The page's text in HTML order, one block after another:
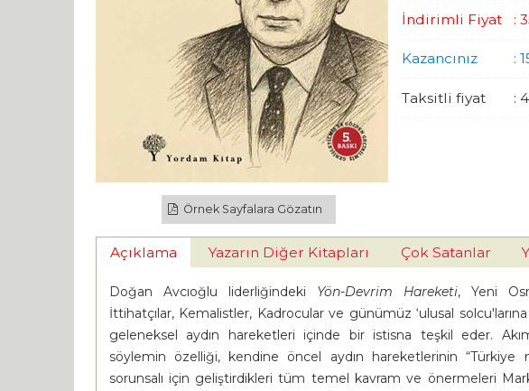
Örnek Sayfalara Gözatın
İndirimli Fiyat :
Kazancınız :
Taksitli fiyat :
Açıklama Yazarın Diğer Kitapları Çok Satanlar
Doğan Avcıoğlu liderliğindeki Yön-Devrim Hareketi, Yeni
İttihatçılar, Kemalistler, Kadrocular ve günümüz ‘ulusal
geleneksel aydın hareketleri içinde bir istisna teşkil eder.
söylemin özelliği, kendine öncel aydın hareketlerinin “Türkiye
sorunsalı için geliştirdikleri tüm temel kavram ve önermeleri